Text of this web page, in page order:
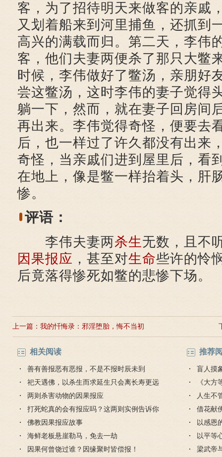
客，为了招待明天来做客的亲戚
又划着船来到河里捕鱼，还抓到
高兴的满载而归。第二天，李伟
客，他们夫妻两便杀了那只大鳖
时候，李伟做好了鳖汤，亲朋好
尝这鳖汤，这时李伟的妻子觉得
躺一下，然而，就在妻子回房间
再出来。李伟觉得奇怪，便要去
后，也一样过了许久都没有出来
奇怪，当亲戚们进到屋里后，看
在地上，像是鳖一样抬着头，肝
惨。
评语：
李伟夫妻两杀生无数，且不
因果报应 ，甚至对生命些许的怜
后竟落得惨死如鳖的悲惨下场。
上一篇： 我的忏悔录：邪淫堕胎，悔不当初
相关阅读
善有善报恶有恶报，不是不报时辰未到
祀天遇佛，以杀生而求延生只会离长寿更远
两则杀害动物的因果报应
打死蛇真的会有报应吗？这两则实例告诉你
佛教因果报应故事
海鲜老板悬崖勒马，免去一劫
因果何曾饶过谁？因缘聚时皆偿报！
推荐
盲人摸
《大
人生不
对待
借花献
灯佛
以感恩
以平等
梁武帝